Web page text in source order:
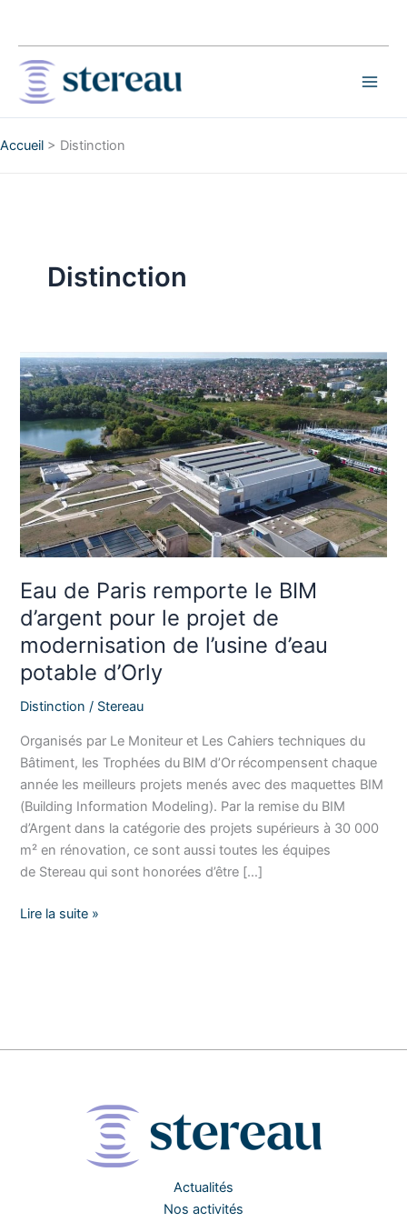
Accueil > Distinction
Distinction
Eau de Paris remporte le BIM
d’argent pour le projet de
modernisation de l’usine d’eau
potable d’Orly
Distinction / Stereau
Organisés par Le Moniteur et Les Cahiers techniques du
Bâtiment, les Trophées du BIM d’Or récompensent chaque
année les meilleurs projets menés avec des maquettes BIM
(Building Information Modeling). Par la remise du BIM
d’Argent dans la catégorie des projets supérieurs à 30 000
m² en rénovation, ce sont aussi toutes les équipes
de Stereau qui sont honorées d’être […]
Eau
de
Paris
remporte
le
BIM
d’argent
pour
le
projet
de
modernisation
de
l’usine
d’eau
potable
d’Orly
Lire la suite »
Actualités
Nos activités